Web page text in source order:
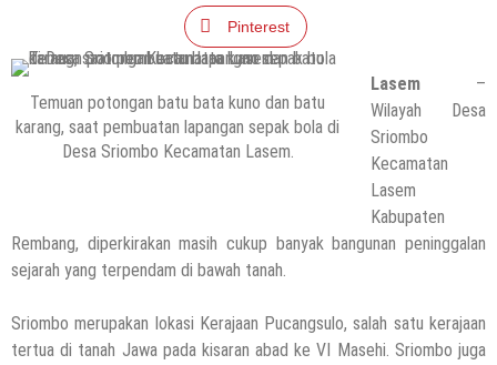
Pinterest
Temuan potongan batu bata kuno dan batu
karang, saat pembuatan lapangan sepak bola di
Desa Sriombo Kecamatan Lasem.
Lasem –
Wilayah Desa
Sriombo
Kecamatan
Lasem
Kabupaten
Rembang, diperkirakan masih cukup banyak bangunan peninggalan
sejarah yang terpendam di bawah tanah.
Sriombo merupakan lokasi Kerajaan Pucangsulo, salah satu kerajaan
tertua di tanah Jawa pada kisaran abad ke VI Masehi. Sriombo juga